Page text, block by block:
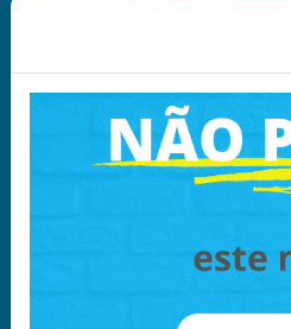
Política Comercial
Política Entrega e
Devoluções